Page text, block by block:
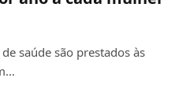
saúde são prestados às